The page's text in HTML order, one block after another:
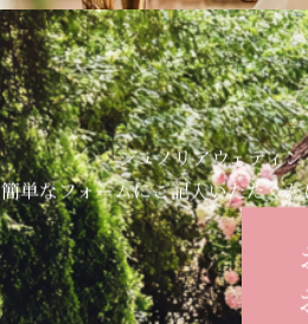
ジュノリアウェディ
簡単なフォームにご記入いただく